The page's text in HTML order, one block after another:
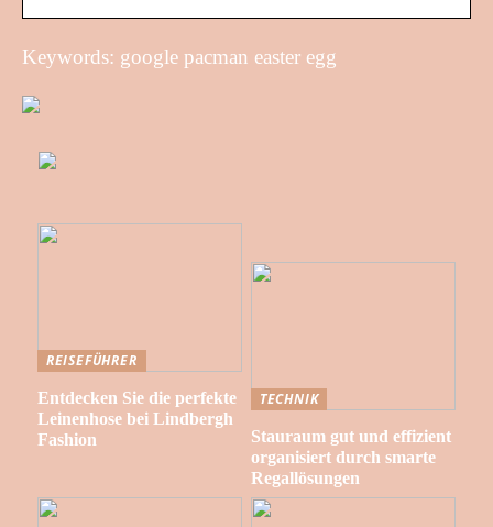
Keywords: google pacman easter egg
REISEFÜHRER
Entdecken Sie die perfekte
Leinenhose bei Lindbergh
Fashion
TECHNIK
Stauraum gut und effizient
organisiert durch smarte
Regallösungen